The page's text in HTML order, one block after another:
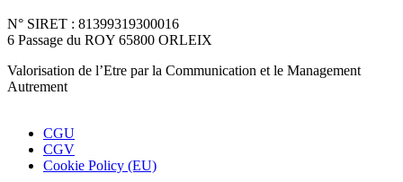
N° SIRET : 81399319300016
6 Passage du ROY 65800 ORLEIX
Valorisation de l’Etre par la Communication et le Management
Autrement
CGU
CGV
Cookie Policy (EU)